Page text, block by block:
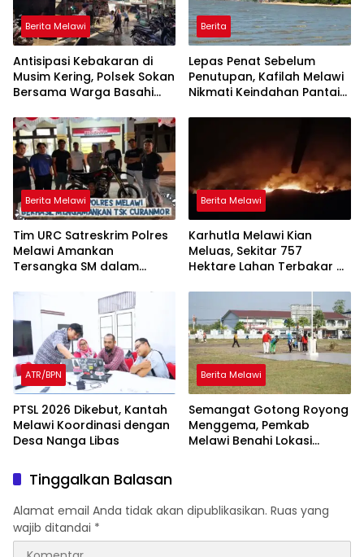
Berita Melawi
Antisipasi Kebakaran di
Musim Kering, Polsek Sokan
Bersama Warga Basahi
Berita
Lepas Penat Sebelum
Penutupan, Kafilah Melawi
Nikmati Keindahan Pantai
Berita Melawi
Tim URC Satreskrim Polres
Melawi Amankan
Tersangka SM dalam
Paal
Berita Melawi
Karhutla Melawi Kian
Meluas, Sekitar 757
Hektare Lahan Terbakar di
ATR/BPN
PTSL 2026 Dikebut, Kantah
Melawi Koordinasi dengan
Desa Nanga Libas
Berita Melawi
Semangat Gotong Royong
Menggema, Pemkab
Melawi Benahi Lokasi
Tinggalkan Balasan
Alamat email Anda tidak akan dipublikasikan. Ruas yang
wajib ditandai *